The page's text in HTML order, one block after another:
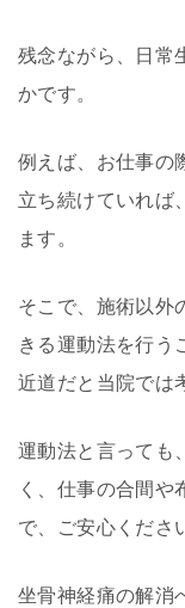
残念ながら、日常
かです。
例えば、お仕事の
立ち続けていれば
ます。
そこで、施術以外
きる運動法を行う
近道だと当院では
運動法と言っても
く、仕事の合間や
で、ご安心くださ
坐骨神経痛の解消